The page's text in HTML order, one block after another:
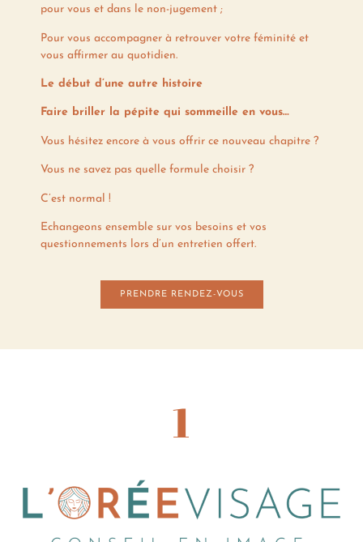
pour vous et dans le non-jugement ;
Pour vous accompagner à retrouver votre féminité et
vous affirmer au quotidien.
Le début d’une autre histoire
Faire briller la pépite qui sommeille en vous…
Vous hésitez encore à vous offrir ce nouveau chapitre ?
Vous ne savez pas quelle formule choisir ?
C’est normal !
Echangeons ensemble sur vos besoins et vos
questionnements lors d’un entretien offert.
PRENDRE RENDEZ-VOUS
1